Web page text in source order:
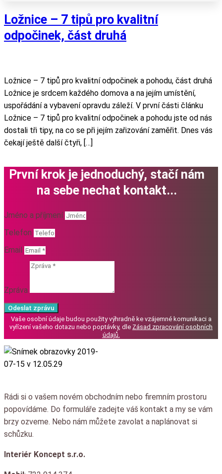
Ložnice – 7 tipů pro kvalitní
odpočinek, část druhá
Ložnice – 7 tipů pro kvalitní odpočinek a pohodu, část druhá
Ložnice je srdcem každého domova a na jejím umístění,
uspořádání a vybavení opravdu záleží. V první části článku
Ložnice – 7 tipů pro kvalitní odpočinek a pohodu jste od nás
dostali tři tipy, na co se při jejím zařizování zaměřit. Dnes vás
čekají ještě další čtyři, […]
První krok je jednoduchý, stačí nám
na sebe nechat kontakt...
Jméno a příjmení
Telefon
Email
Zpráva
Odeslat zprávu
Vaše osobní údaje budou použity výhradně ke vzájemné komunikaci a
vyřízení vašeho dotazu nebo poptávky, dle Zásad zpracování osobních
údajů.
Rádi si o vašem novém obchodním nebo firemním prostoru
popovídáme. Do formuláře zadejte váš kontakt a my se vám
brzy ozveme. Nebo nám můžete zavolat a naplánovat si
schůzku.
Interiér Koncept s.r.o.